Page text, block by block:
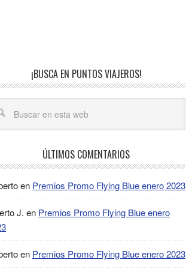
¡BUSCA EN PUNTOS VIAJEROS!
ÚLTIMOS COMENTARIOS
en Premios Promo Flying Blue enero 2023
J. en Premios Promo Flying Blue enero
en Premios Promo Flying Blue enero 2023